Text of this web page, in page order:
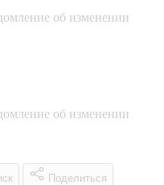
об изменении
об изменении
Поделиться